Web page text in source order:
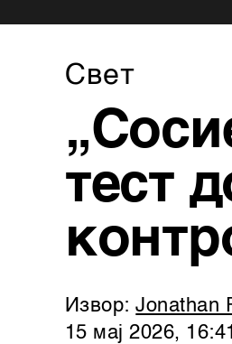
Свет
тест
Извор:Jonathan
15 мај 2026, 16:41